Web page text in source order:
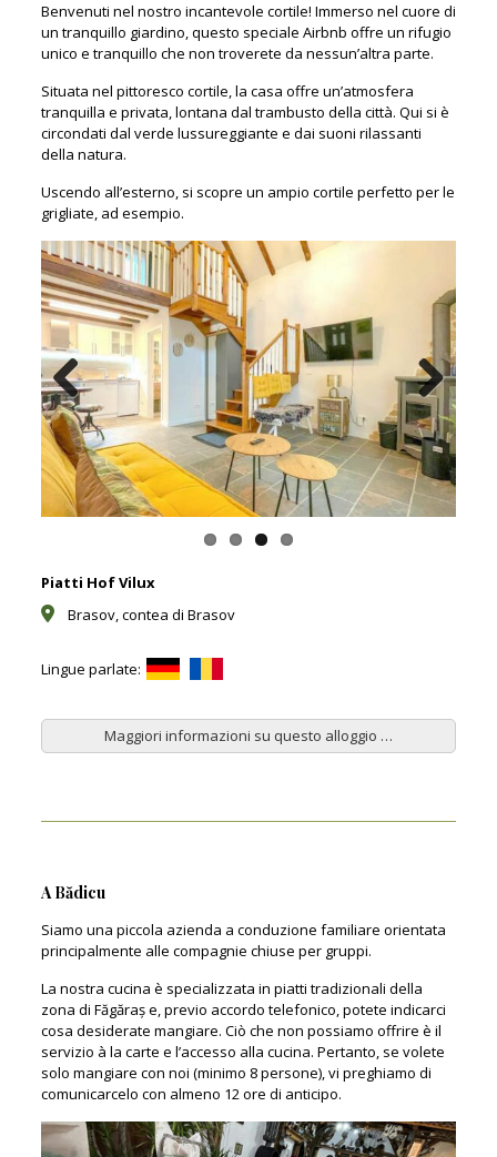
Benvenuti nel nostro incantevole cortile! Immerso nel cuore di
un tranquillo giardino, questo speciale Airbnb offre un rifugio
unico e tranquillo che non troverete da nessun’altra parte.
Situata nel pittoresco cortile, la casa offre un’atmosfera
tranquilla e privata, lontana dal trambusto della città. Qui si è
circondati dal verde lussureggiante e dai suoni rilassanti
della natura.
Uscendo all’esterno, si scopre un ampio cortile perfetto per le
grigliate, ad esempio.
Previous Next
Piatti Hof Vilux
Brasov, contea di Brasov
Lingue parlate:
Maggiori informazioni su questo alloggio …
A Bădicu
Siamo una piccola azienda a conduzione familiare orientata
principalmente alle compagnie chiuse per gruppi.
La nostra cucina è specializzata in piatti tradizionali della
zona di Făgăraș e, previo accordo telefonico, potete indicarci
cosa desiderate mangiare. Ciò che non possiamo offrire è il
servizio à la carte e l’accesso alla cucina. Pertanto, se volete
solo mangiare con noi (minimo 8 persone), vi preghiamo di
comunicarcelo con almeno 12 ore di anticipo.